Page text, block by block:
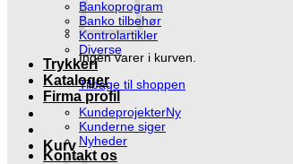
Ingen varer i kurven.
Tilbage til shoppen
Kurv
Bankoprogram
Banko tilbehør
Kontrolartikler
Diverse
Trykkeri
Kataloger
Firma profil
Kundeprojekter
Kunderne siger
Nyheder
Kontakt os